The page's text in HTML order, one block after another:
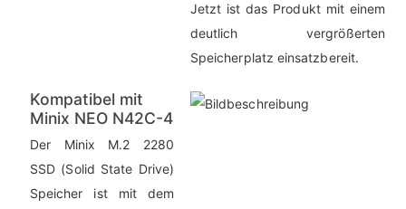
Jetzt ist das Produkt mit einem
deutlich vergrößerten
Speicherplatz einsatzbereit.
Kompatibel mit
Minix NEO N42C-4
Der Minix M.2 2280
SSD (Solid State Drive)
Speicher ist mit dem